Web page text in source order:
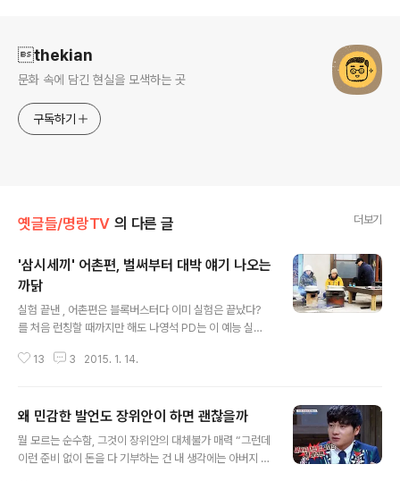
thekian
문화 속에 담긴 현실을 모색하는 곳
구독하기
옛글들/명랑TV 의 다른 글 더보기
'삼시세끼' 어촌편, 벌써부터 대박 얘기 나오는
까닭
실험 끝낸 , 어촌편은 블록버스터다 이미 실험은 끝났다?
를 처음 런칭할 때까지만 해도 나영석 PD는 이 예능 실험
그럴 것이 무언가를 하는 것이 아니라 하지 않는 것이 콘셉
핀오프로 돌아오는 어촌편은 이미 ‘대박’이라는 얘기들이
벌써부터 나오고 있다. 거기에는 그만한 합당한 근거들이
있다. 첫째, 캐스팅이 다르다는 점이다. 물론 강원도편의 이
13 3 2015. 1. 14.
왜 민감한 발언도 장위안이 하면 괜찮을까
뭘 모르는 순수함, 그것이 장위안의 대체불가 매력 “그런데
이런 준비 없이 돈을 다 기부하는 건 내 생각에는 아버지 아